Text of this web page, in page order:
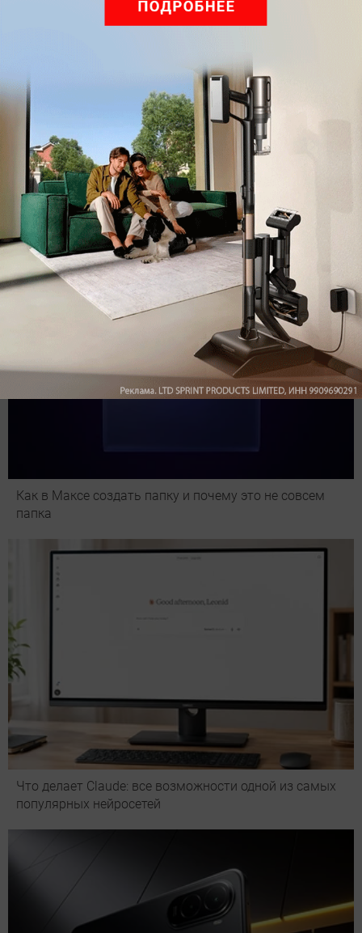
Подпишись на наш канал в мессенджере МАХ
Как в Максе создать папку и почему это не совсем
папка
Что делает Сlaude: все возможности одной из самых
популярных нейросетей